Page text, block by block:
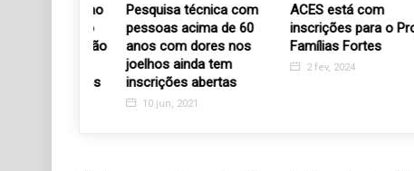
Pesquisa técnica com
pessoas acima de 60
anos com dores nos
joelhos ainda tem
inscrições abertas
10 jun, 2021
ACES está com
inscrições para o Projeto
Famílias Fortes
2 fev, 2024